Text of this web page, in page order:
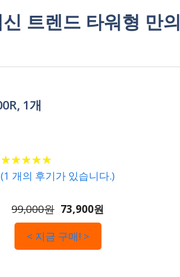
트렌드 타워형 만의
1개
★★★★★
★★★★★
(1 개의 후기가 있습니다.)
99,000원 73,900원
< 지금 구매! >